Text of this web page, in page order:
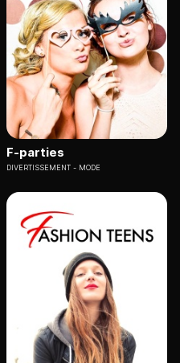
F-parties
DIVERTISSEMENT MODE